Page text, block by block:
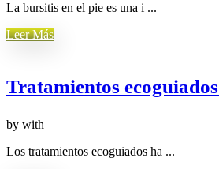
La bursitis en el pie es una i ...
Leer Más
Tratamientos
by with
Los tratamientos ecoguiados ha ...